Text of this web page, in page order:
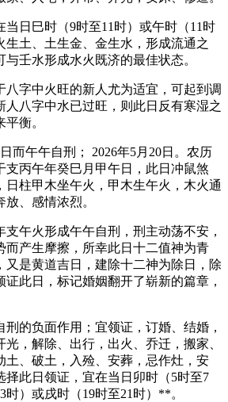
当日巳时（9时至11时）或午时（11时
土、土生金、金生水，形成流通之
壬水形成水火既济的最佳状态。
八字中火旺的新人尤为适宜，可起到调
人八字中水已过旺，则此日反有寒湿之
衡。
而午午自刑； 2026年5月20日。农历
支丙午年癸巳月甲午日，此日冲鼠煞
日柱甲木坐午火，甲木生午火，木火通
、感情浓烈。
午火形成午午自刑，刑主动荡不安，
而产生摩擦，所幸此日十二值神为青
又是黄道吉日，建除十二神为除日，除
证此日，标记婚姻翻开了崭新的篇章，
的负面作用；宜领证，订婚、结婚，
，解除、出行，出火、乔迁，搬家、
土、破土，入殓、安葬，忌作灶，安
择此日领证，宜在当日卯时（5时至7
时）或戌时（19时至21时）**。